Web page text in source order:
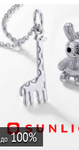
до 100%